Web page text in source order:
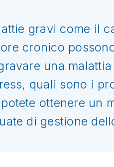
gravi come il
cronico
una
quali sono i
ottenere un
di gestione